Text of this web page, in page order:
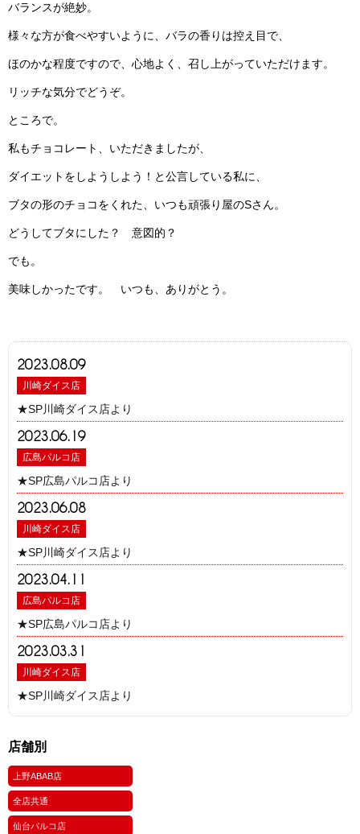
2023.08.09
川崎ダイス店
★SP川崎ダイス店より
2023.06.19
広島パルコ店
★SP広島パルコ店より
2023.06.08
川崎ダイス店
★SP川崎ダイス店より
2023.04.11
広島パルコ店
★SP広島パルコ店より
2023.03.31
川崎ダイス店
★SP川崎ダイス店より
店舗別
上野ABAB店
全店共通
仙台パルコ店
バランスが絶妙。
様々な方が食べやすいように、バラの香りは控え目で、
ほのかな程度ですので、心地よく、召し上がっていただけます。
リッチな気分でどうぞ。
ところで。
私もチョコレート、いただきましたが、
ダイエットをしようしよう！と公言している私に、
ブタの形のチョコをくれた、いつも頑張り屋のSさん。
どうしてブタにした？ 意図的？
でも。
美味しかったです。 いつも、ありがとう。